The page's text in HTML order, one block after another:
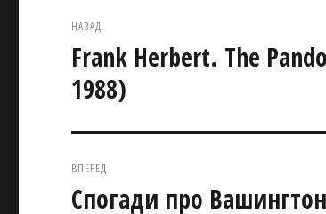
записів
НАЗАД
Попередній
запис:
Frank Herbert. The
1988)
ВПЕРЕД
Наступний
Спогади про Вашингтон